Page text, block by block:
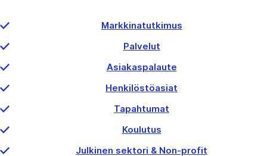
Markkinatutkimus
Palvelut
Asiakaspalaute
Henkilöstöasiat
Tapahtumat
Koulutus
Julkinen sektori & Non-profit